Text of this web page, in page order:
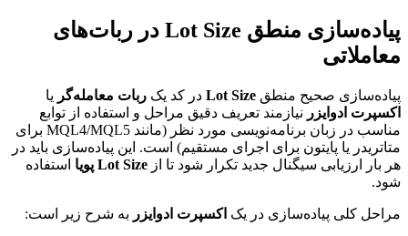
پیاده‌سازی منطق Lot Size در ربات‌های
معاملاتی
پیاده‌سازی صحیح منطق Lot Size در کد یک ربات معامله‌گر یا
اکسپرت ادوایزر نیازمند تعریف دقیق مراحل و استفاده از توابع
مناسب در زبان برنامه‌نویسی مورد نظر (مانند MQL4/MQL5 برای
متاتریدر یا پایتون برای اجرای مستقیم) است. این پیاده‌سازی باید در
هر بار ارزیابی سیگنال جدید تکرار شود تا از Lot Size پویا
استفاده
شود.
مراحل کلی پیاده‌سازی در یک اکسپرت ادوایزر به شرح زیر است: